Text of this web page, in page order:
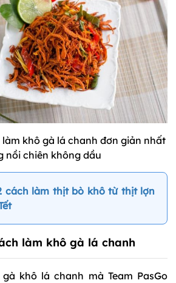
khô gà lá chanh đơn giản nhất
nồi chiên không dầu
cách làm thịt bò khô từ thịt lợn
làm khô gà lá chanh
khô lá chanh mà Team PasGo